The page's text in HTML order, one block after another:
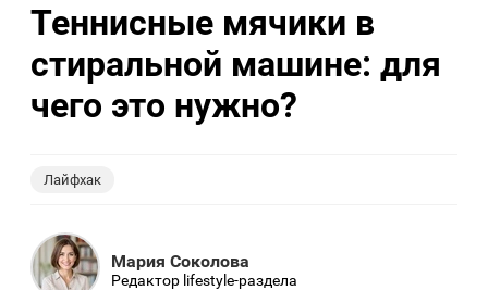
Теннисные мячики в
стиральной машине: для
чего это нужно?
Лайфхак
Мария Соколова
Редактор lifestyle-раздела